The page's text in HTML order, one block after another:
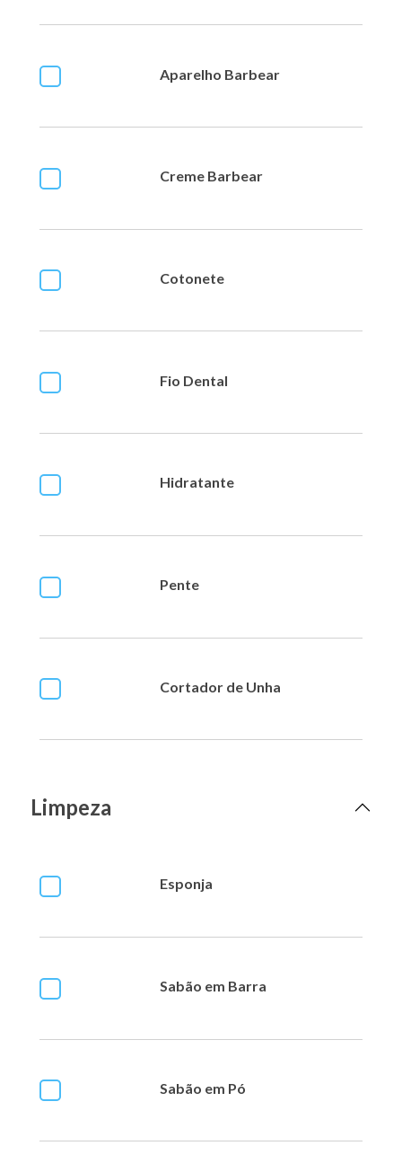
Aparelho Barbear
Creme Barbear
Cotonete
Fio Dental
Hidratante
Pente
Cortador de Unha
Limpeza
Esponja
Sabão em Barra
Sabão em Pó